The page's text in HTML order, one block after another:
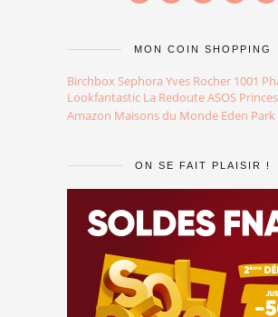
MON COIN SHOPPING
Birchbox Sephora Yves Rocher 1001
Lookfantastic La RedouteASOS
Amazon Maisons du Monde Eden Park
ON SE FAIT PLAISIR !